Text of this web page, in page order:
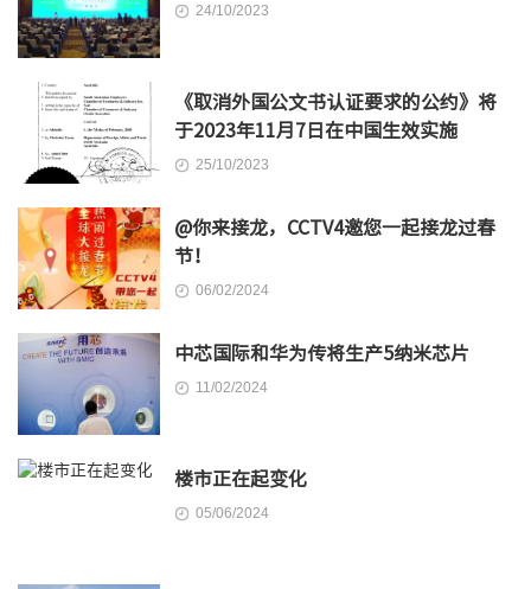
24/10/2023
《取消外国公文书认证要求的公约》将
于2023年11月7日在中国生效实施
25/10/2023
@你来接龙，CCTV4邀您一起接龙过春
节！
06/02/2024
中芯国际和华为传将生产5纳米芯片
11/02/2024
楼市正在起变化
05/06/2024